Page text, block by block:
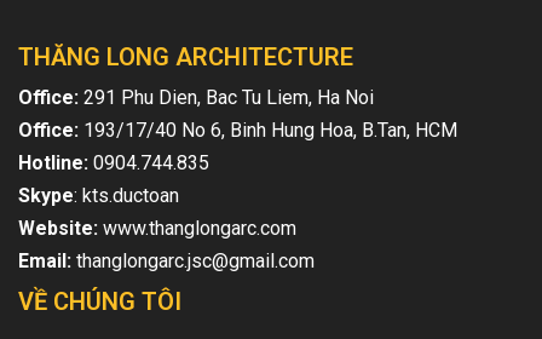
THĂNG LONG ARCHITECTURE
Office: 291 Phu Dien, Bac Tu Liem, Ha Noi
Office: 193/17/40 No 6, Binh Hung Hoa, B.Tan, HCM
Hotline: 0904.744.835
Skype: kts.ductoan
Website: www.thanglongarc.com
Email: thanglongarc.jsc@gmail.com
VỀ CHÚNG TÔI